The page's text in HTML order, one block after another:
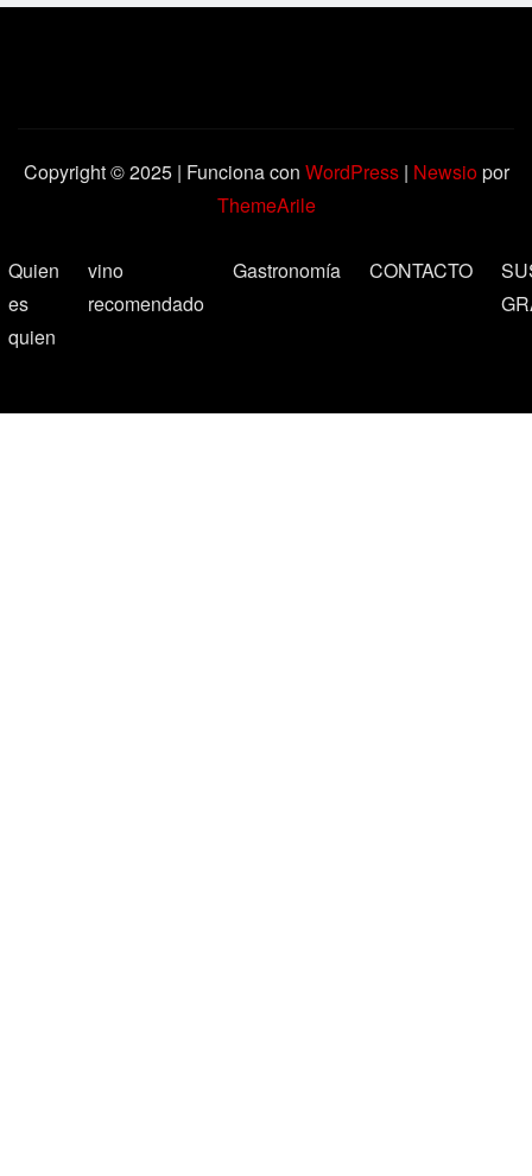
Copyright © 2025 | Funciona con WordPress | Newsiopor
ThemeArile
Quien
es
quien
vino
recomendado
Gastronomía CONTACTO